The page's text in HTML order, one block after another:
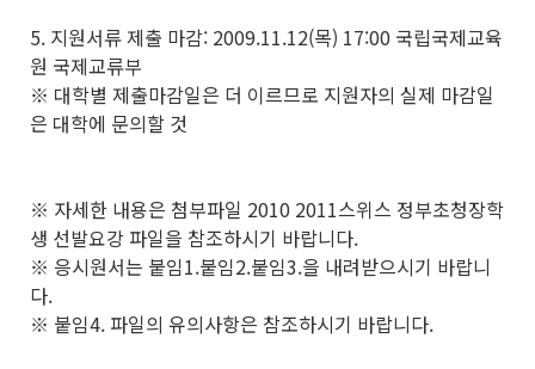
5. 지원서류 제출 마감: 2009.11.12(목) 17:00 국립국제교육
원 국제교류부
※ 대학별 제출마감일은 더 이르므로 지원자의 실제 마감일
은 대학에 문의할 것
※ 자세한 내용은 첨부파일 2010 2011스위스 정부초청장학
생 선발요강 파일을 참조하시기 바랍니다.
※ 응시원서는 붙임1.붙임2.붙임3.을 내려받으시기 바랍니
다.
※ 붙임4. 파일의 유의사항은 참조하시기 바랍니다.